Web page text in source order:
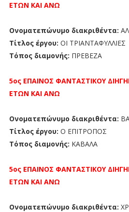
ΕΤΩΝ ΚΑΙ ΑΝΩ
Ονοματεπώνυμο διακριθέντα:
Τίτλος έργου: ΟΙ ΤΡΙΑΝΤΑΦΥΛΛΙΕΣ
Τόπος διαμονής: ΠΡΕΒΕΖΑ
5ος ΕΠΑΙΝΟΣ ΦΑΝΤΑΣΤΙΚΟΥ
ΕΤΩΝ ΚΑΙ ΑΝΩ
Ονοματεπώνυμο διακριθέντα:
Τίτλος έργου: Ο ΕΠΙΤΡΟΠΟΣ
Τόπος διαμονής: ΚΑΒΑΛΑ
5ος ΕΠΑΙΝΟΣ ΦΑΝΤΑΣΤΙΚΟΥ
ΕΤΩΝ ΚΑΙ ΑΝΩ
Ονοματεπώνυμο διακριθέντα: